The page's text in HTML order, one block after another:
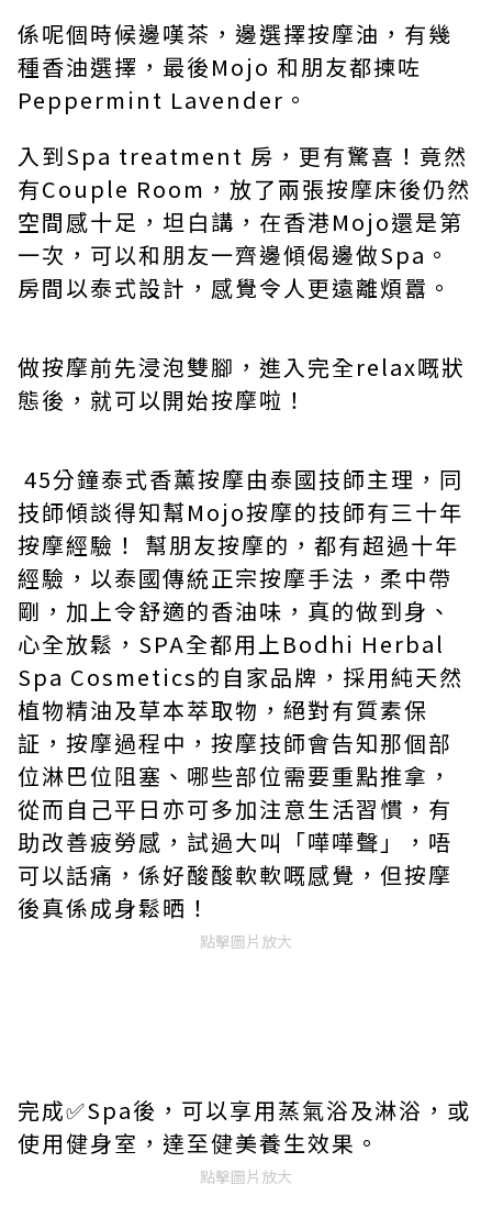
係呢個時候邊嘆茶，邊選擇按摩油，有幾
種香油選擇，最後Mojo 和朋友都揀咗
Peppermint Lavender 。
入到Spa treatment 房，更有驚喜！竟然
有Couple Room ，放了兩張按摩床後仍然
空間感十足，坦白講，在香港Mojo還是第
一次，可以和朋友一齊邊傾偈邊做Spa。
房間以泰式設計，感覺令人更遠離煩囂。
做按摩前先浸泡雙腳，進入完全relax嘅狀
態後，就可以開始按摩啦！
45分鐘泰式香薰按摩由泰國技師主理，同
技師傾談得知幫Mojo按摩的技師有三十年
按摩經驗！ 幫朋友按摩的，都有超過十年
經驗，以泰國傳統正宗按摩手法，柔中帶
剛，加上令舒適的香油味，真的做到身、
心全放鬆， SPA全都用上 Bodhi Herbal
Spa Cosmetics的自家品牌，採用純天然
植物精油及草本萃取物，絕對有質素保
証，按摩過程中，按摩技師會告知那個部
位淋巴位阻塞、哪些部位需要重點推拿，
從而自己平日亦可多加注意生活習慣，有
助改善疲勞感，試過大叫「嘩嘩聲」，唔
可以話痛，係好酸酸軟軟嘅感覺，但按摩
後真係成身鬆晒！
點擊圖片放大
完成✅Spa後，可以享用蒸氣浴及淋浴‍，或
使用健身室，達至健美養生效果。
點擊圖片放大